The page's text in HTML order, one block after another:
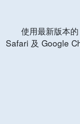
使用最新版本
Safari 及 Google